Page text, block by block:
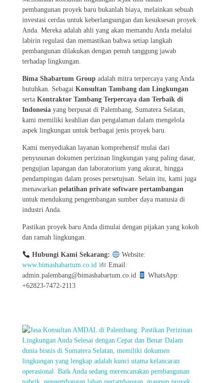
pembangunan proyek baru bukanlah biaya, melainkan sebuah
investasi cerdas untuk keberlangsungan dan kesuksesan proyek
Anda. Mereka adalah ahli yang akan memandu Anda melalui
labirin regulasi dan memastikan bahwa setiap langkah
pembangunan dilakukan dengan penuh tanggung jawab
terhadap lingkungan.
Bima Shabartum Group adalah mitra terpercaya yang Anda
butuhkan. Sebagai Konsultan Tambang dan Lingkungan
serta Kontraktor Tambang Terpercaya dan Terbaik di
Indonesia yang berpusat di Palembang, Sumatera Selatan,
kami memiliki keahlian dan pengalaman dalam mengelola
aspek lingkungan untuk berbagai jenis proyek baru.
Kami menyediakan layanan komprehensif mulai dari
penyusunan dokumen perizinan lingkungan yang paling dasar,
pengujian lapangan dan laboratorium yang akurat, hingga
pendampingan dalam proses persetujuan. Selain itu, kami juga
menawarkan pelatihan private software pertambangan
untuk mendukung pengembangan sumber daya manusia di
industri Anda.
Pastikan proyek baru Anda dimulai dengan pijakan yang kokoh
dan ramah lingkungan.
Hubungi Kami Sekarang:
Website:
www.bimashabartum.co.id
Email:
admin.palembang@bimashabartum.co.id
WhatsApp:
+62823-7472-2113